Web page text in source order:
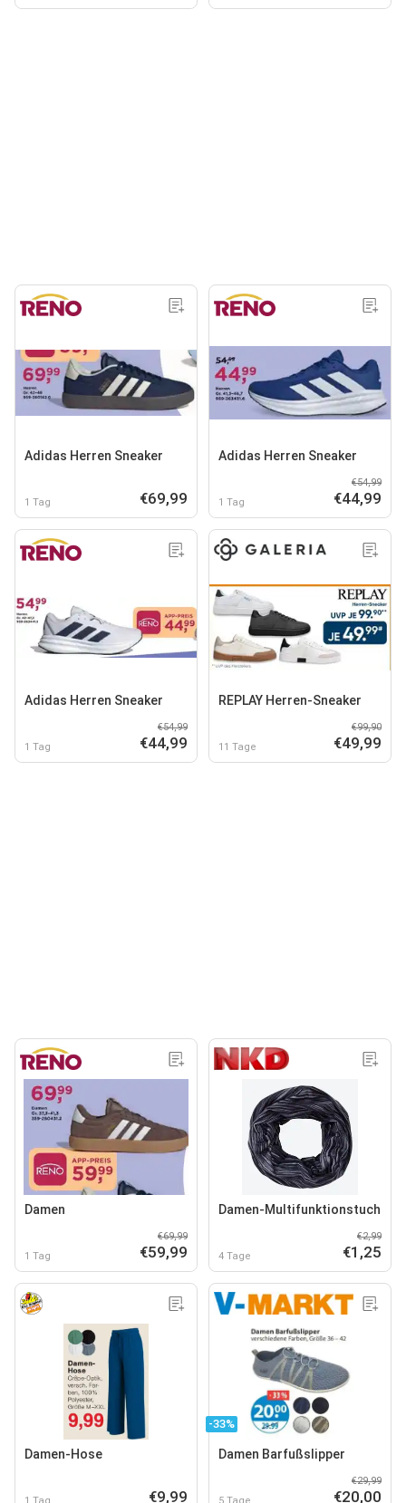
Adidas Herren Sneaker
1 Tag €69,99
Adidas Herren Sneaker
1 Tag
€54,99
€44,99
Adidas Herren Sneaker
1 Tag
€54,99
€44,99
REPLAY Herren-Sneaker
11 Tage
€99,90
€49,99
Damen
1 Tag
€69,99
€59,99
Damen-Multifunktionstuch
4 Tage
€2,99
€1,25
Damen-Hose
1 Tag €9,99
-33%
Damen Barfußslipper
5 Tage
€29,99
€20,00